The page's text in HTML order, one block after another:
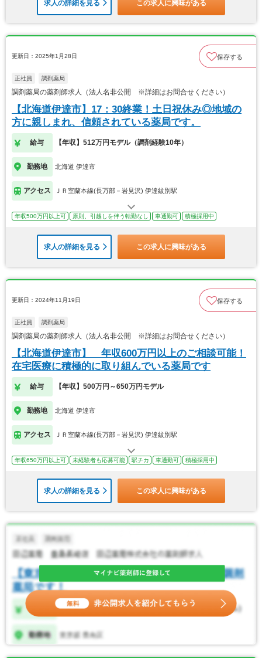
求人の詳細を見る この求人に興味がある
更新日：2025年1月28日 保存する
正社員 調剤薬局
調剤薬局の薬剤師求人（法人名非公開 ※詳細はお問合せください）
【北海道伊達市】17：30終業！土日祝休み◎地域の
方に親しまれ、信頼されている薬局です。
給与 【年収】512万円モデル（調剤経験10年）
勤務地 北海道 伊達市
アクセス ＪＲ室蘭本線(長万部－岩見沢) 伊達紋別駅
年収500万円以上可 原則、引越しを伴う転勤なし 車通勤可 積極採用中
求人の詳細を見る この求人に興味がある
更新日：2024年11月19日 保存する
正社員 調剤薬局
調剤薬局の薬剤師求人（法人名非公開 ※詳細はお問合せください）
【北海道伊達市】 年収600万円以上のご相談可能！
在宅医療に積極的に取り組んでいる薬局です
給与 【年収】500万円～650万円モデル
勤務地 北海道 伊達市
アクセス ＪＲ室蘭本線(長万部－岩見沢) 伊達紋別駅
年収650万円以上可 未経験者も応募可能 駅チカ 車通勤可 積極採用中
求人の詳細を見る この求人に興味がある